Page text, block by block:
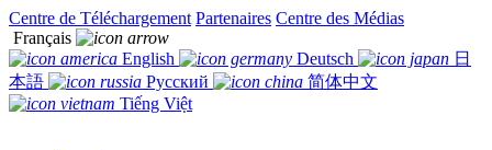
Centre de Téléchargement Partenaires Centre des Médias
Français
English
Deutsch
日
本語
Русский
简体中文
Tiếng Việt